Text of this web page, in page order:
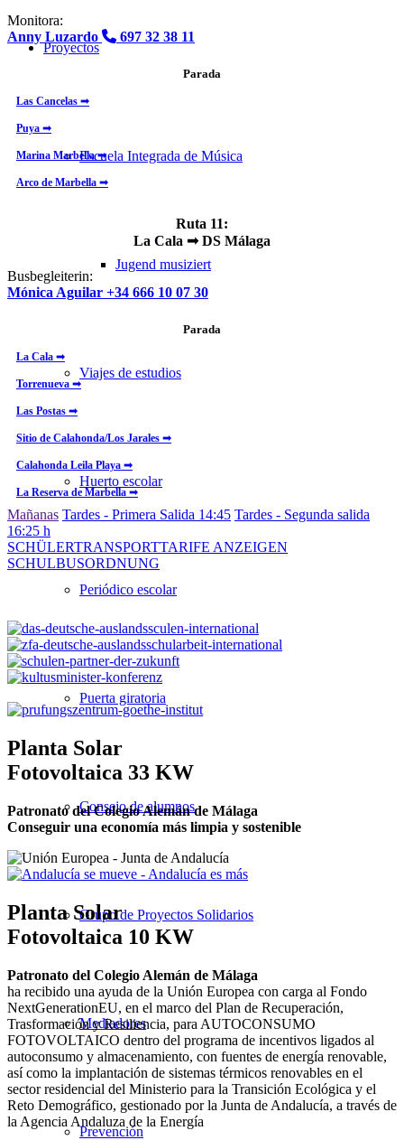
Proyectos
Escuela Integrada de Música
Jugend musiziert
Viajes de estudios
Huerto escolar
Periódico escolar
Puerta giratoria
Consejo de alumnos
Grupo de Proyectos Solidarios
Mediadores
Prevención
Monitora:
Anny Luzardo
697 32 38 11
Parada
Las Cancelas ➟
Puya ➟
Marina Marbella ➟
Arco de Marbella ➟
Ruta 11:
La Cala ➟ DS Málaga
Busbegleiterin:
Mónica Aguilar +34 666 10 07 30
Parada
La Cala ➟
Torrenueva ➟
Las Postas ➟
Sitio de Calahonda/Los Jarales ➟
Calahonda Leila Playa ➟
La Reserva de Marbella ➟
Mañanas Tardes - Primera Salida 14:45 Tardes - Segunda salida
16:25 h
SCHÜLERTRANSPORTTARIFE ANZEIGEN
SCHULBUSORDNUNG
Planta Solar
Fotovoltaica 33 KW
Patronato del Colegio Alemán de Málaga
Conseguir una economía más limpia y sostenible
Planta Solar
Fotovoltaica 10 KW
Patronato del Colegio Alemán de Málaga
ha recibido una ayuda de la Unión Europea con carga al Fondo
NextGenerationEU, en el marco del Plan de Recuperación,
Trasformación y Resiliencia, para AUTOCONSUMO
FOTOVOLTAICO dentro del programa de incentivos ligados al
autoconsumo y almacenamiento, con fuentes de energía renovable,
así como la implantación de sistemas térmicos renovables en el
sector residencial del Ministerio para la Transición Ecológica y el
Reto Demográfico, gestionado por la Junta de Andalucía, a través de
la Agencia Andaluza de la Energía